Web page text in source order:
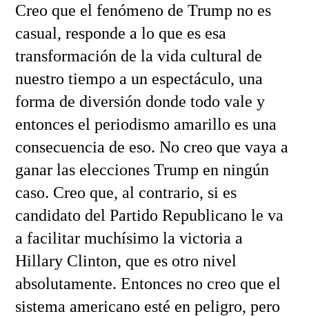
Creo que el fenómeno de Trump no es
casual, responde a lo que es esa
transformación de la vida cultural de
nuestro tiempo a un espectáculo, una
forma de diversión donde todo vale y
entonces el periodismo amarillo es una
consecuencia de eso. No creo que vaya a
ganar las elecciones Trump en ningún
caso. Creo que, al contrario, si es
candidato del Partido Republicano le va
a facilitar muchísimo la victoria a
Hillary Clinton, que es otro nivel
absolutamente. Entonces no creo que el
sistema americano esté en peligro, pero